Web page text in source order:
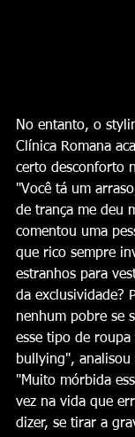
No entanto, o
Clínica Romana
certo desconforto
"Você tá um
de trança me deu
comentou uma
que rico sempre
estranhos para
da exclusividade?
nenhum pobre se
esse tipo de roupa
bullying", analisou
"Muito mórbida
vez na vida que
dizer, se tirar a